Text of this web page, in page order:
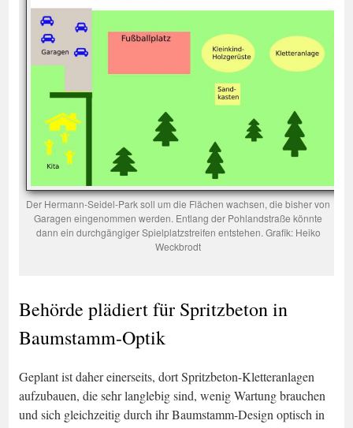
Der Hermann-Seidel-Park soll um die Flächen wachsen, die bisher von
Garagen eingenommen werden. Entlang der Pohlandstraße könnte
dann ein durchgängiger Spielplatzstreifen entstehen. Grafik: Heiko
Weckbrodt
Behörde plädiert für Spritzbeton in
Baumstamm-Optik
Geplant ist daher einerseits, dort Spritzbeton-Kletteranlagen
aufzubauen, die sehr langlebig sind, wenig Wartung brauchen
und sich gleichzeitig durch ihr Baumstamm-Design optisch in